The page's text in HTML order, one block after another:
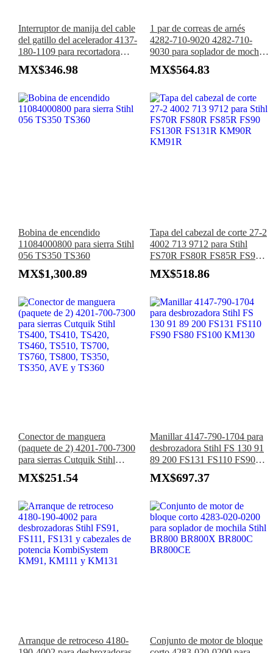
Interruptor de manija del cable
del gatillo del acelerador 4137-
180-1109 para recortadora
Stihl FS75 FS80 FS80R FS85
MX$346.98
1 par de correas de arnés
4282-710-9020 4282-710-
9030 para soplador de mochila
Stihl BR700 BR600 BR550
BR500
MX$564.83
Bobina de encendido
11084000800 para sierra Stihl
056 TS350 TS360
MX$1,300.89
Tapa del cabezal de corte 27-2
4002 713 9712 para Stihl
FS70R FS80R FS85R FS90
FS130R FS131R KM90R
KM91R
MX$518.86
Conector de manguera
(paquete de 2) 4201-700-7300
para sierras Cutquik Stihl
TS400, TS410, TS420,
TS460, TS510, TS700,
TS350, AVE y TS360
MX$251.54
Manillar 4147-790-1704 para
desbrozadora Stihl FS 130 91
89 200 FS131 FS110 FS90
FS80 FS100 KM130
MX$697.37
Arranque de retroceso 4180-
Conjunto de motor de bloque